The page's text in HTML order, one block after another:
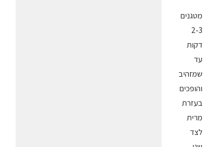
מטגנים
2-3
דקות
עד
שמזהיב
והופכים
בעזרת
מרית
לצד